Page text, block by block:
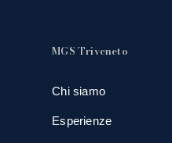
MGS Triveneto
Chi siamo
Esperienze